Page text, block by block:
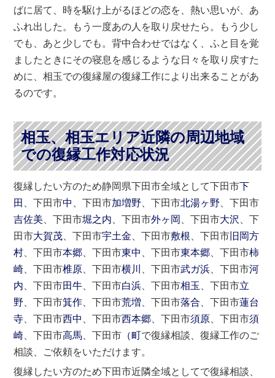
ばに居て、時を駆け上がるほどの恋を、熱い思いが、あ
ふれ出した。もう一度あの人を取り戻せたら。もう少し
でも、あと少しでも。背中合わせではなく、ふと目を覚
ましたときにその寝息を感じるような日々を取り戻すた
めに、相玉での復縁屋の復縁工作により出来ることがあ
るのです。
相玉、相玉エリア近隣の周辺地域
での復縁工作対応状況
復縁したい方のため静岡県下田市全域として下田市下
田
、下田市中 、下田市加増野 、下田市北湯ヶ野 、下田市
吉佐美 、下田市堀之内 、下田市外ヶ岡 、下田市大沢
、下
田市大賀茂 、下田市宇土金 、下田市敷根 、下田市 旧岡方
村 、下田市本郷 、下田市東中 、下田市東本郷 、下田市柿
崎 、下田市椎原 、下田市横川 、下田市武ガ浜 、下田市河
内 、下田市田牛 、下田市白浜 、下田市相玉 、下田市立
野 、下田市箕作 、下田市荒増 、下田市落合 、下田市蓮台
寺 、下田市西中 、下田市西本郷 、下田市須原 、下田市須
崎 、下田市高馬 、下田市 （町で復縁相談、復縁工作のご
相談、ご依頼をいただけます。
復縁したい方のため下田市近隣全域としてで復縁相談、